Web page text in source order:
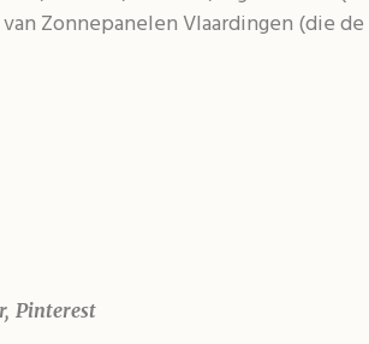
Zonnepanelen Vlaardingen (die
Pinterest